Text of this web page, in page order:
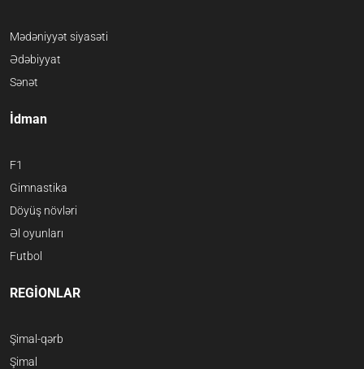
Mədəniyyət siyasəti
Ədəbiyyat
Sənət
İdman
F1
Gimnastika
Döyüş növləri
Əl oyunları
Futbol
REGİONLAR
Şimal-qərb
Şimal